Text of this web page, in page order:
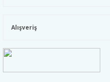
Alışveriş